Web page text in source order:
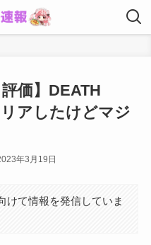
価】DEATH
アしたけどマジ
年3月19日
けて情報を発信していま